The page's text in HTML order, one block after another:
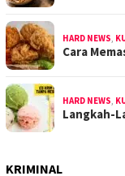
HARD NEWS,
Cara
HARD NEWS,
Langkah-
KRIMINAL